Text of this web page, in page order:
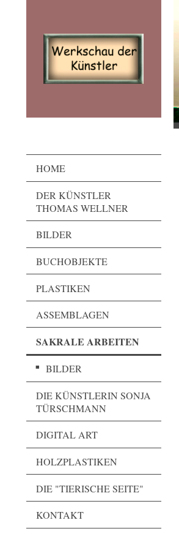
HOME
DER KÜNSTLER
THOMAS WELLNER
BILDER
BUCHOBJEKTE
PLASTIKEN
ASSEMBLAGEN
SAKRALE ARBEITEN
BILDER
DIE KÜNSTLERIN SONJA
TÜRSCHMANN
DIGITAL ART
HOLZPLASTIKEN
DIE "TIERISCHE SEITE"
KONTAKT